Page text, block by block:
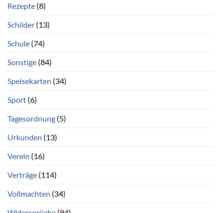
Rezepte (8)
Schilder (13)
Schule (74)
Sonstige (84)
Speisekarten (34)
Sport (6)
Tagesordnung (5)
Urkunden (13)
Verein (16)
Verträge (114)
Vollmachten (34)